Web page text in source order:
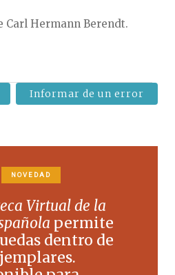
Carl Hermann Berendt.
Informar de un error
NOVEDAD
Virtual de la
permite
dentro de